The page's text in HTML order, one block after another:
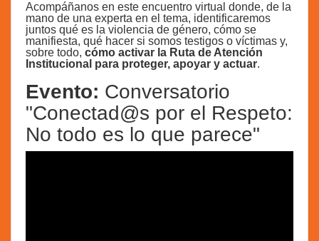
Acompáñanos en este encuentro virtual donde, de la
mano de una experta en el tema, identificaremos
juntos qué es la violencia de género, cómo se
manifiesta, qué hacer si somos testigos o víctimas y,
sobre todo, cómo activar la Ruta de Atención
Institucional para proteger, apoyar y actuar.
Evento: Conversatorio
"Conectad@s por el Respeto:
No todo es lo que parece"